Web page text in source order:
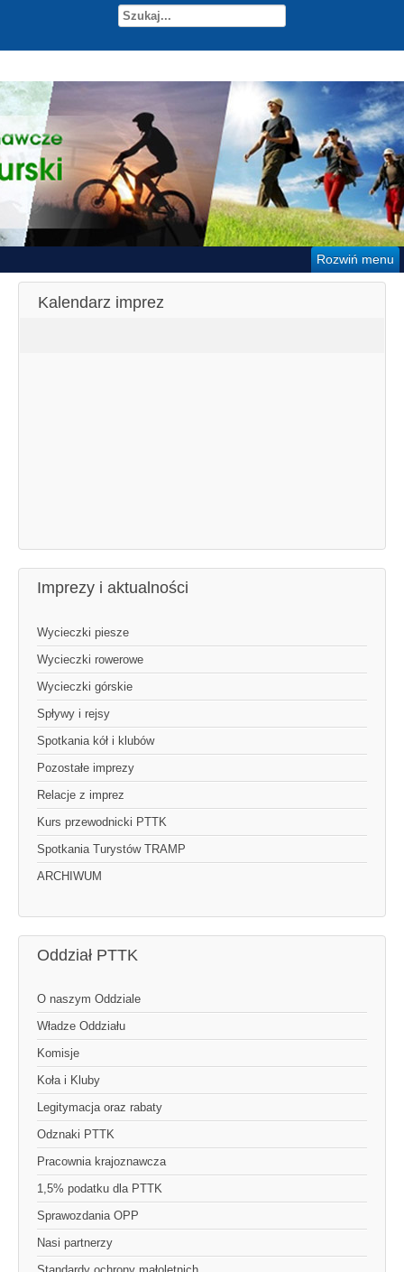
Rozwiń menu
Kalendarz imprez
Imprezy i aktualności
Wycieczki piesze
Wycieczki rowerowe
Wycieczki górskie
Spływy i rejsy
Spotkania kół i klubów
Pozostałe imprezy
Relacje z imprez
Kurs przewodnicki PTTK
Spotkania Turystów TRAMP
ARCHIWUM
Oddział PTTK
O naszym Oddziale
Władze Oddziału
Komisje
Koła i Kluby
Legitymacja oraz rabaty
Odznaki PTTK
Pracownia krajoznawcza
1,5% podatku dla PTTK
Sprawozdania OPP
Nasi partnerzy